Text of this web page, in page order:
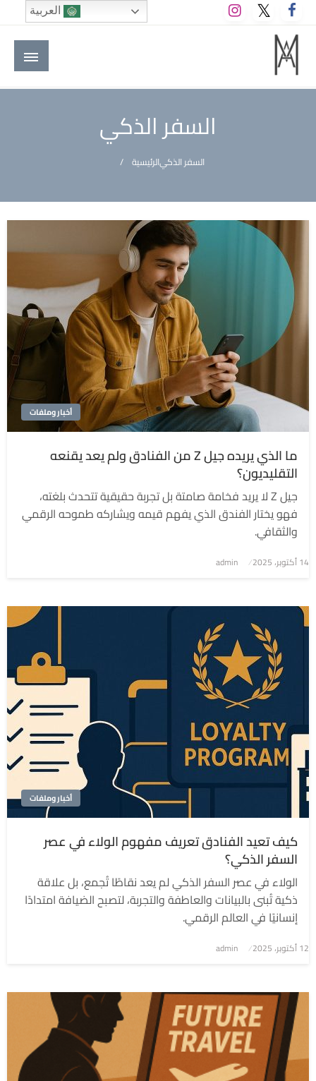
التخطي
إلى
المحتوى
M A hotels | إم ايه هوتيلز
الموقع الأول للعاملين في الفنادق في العالم العربي
السفر الذكي
الرئيسيةالسفر الذكي
أخبار وملفات
ما الذي يريده جيل Z من الفنادق ولم يعد يقنعه
التقليديون؟
جيل Z لا يريد فخامة صامتة بل تجربة حقيقية تتحدث بلغته،
فهو يختار الفندق الذي يفهم قيمه ويشاركه طموحه الرقمي
والثقافي.
نُشر
14 أكتوبر، 2025 admin
أخبار وملفات
كيف تعيد الفنادق تعريف مفهوم الولاء في عصر
السفر الذكي؟
الولاء في عصر السفر الذكي لم يعد نقاطًا تُجمع، بل علاقة
ذكية تُبنى بالبيانات والعاطفة والتجربة، لتصبح الضيافة امتدادًا
إنسانيًا في العالم الرقمي.
نُشر
12 أكتوبر، 2025 admin
العربية